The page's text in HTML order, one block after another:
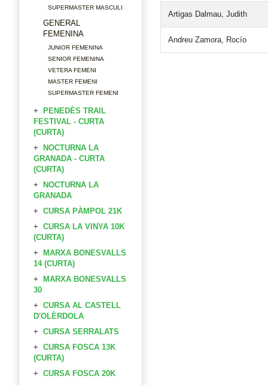
SUPERMASTER MASCULI
GENERAL
FEMENINA
JUNIOR FEMENINA
SENIOR FEMENINA
VETERA FEMENI
MASTER FEMENI
SUPERMASTER FEMENI
PENEDÈS TRAIL
FESTIVAL - CURTA
(CURTA)
NOCTURNA LA
GRANADA - CURTA
(CURTA)
NOCTURNA LA
GRANADA
CURSA PÀMPOL 21K
CURSA LA VINYA 10K
(CURTA)
MARXA BONESVALLS
14 (CURTA)
MARXA BONESVALLS
30
CURSA AL CASTELL
D'OLÈRDOLA
CURSA SERRALATS
CURSA FOSCA 13K
(CURTA)
CURSA FOSCA 20K
Artigas Dalmau, Judith
Andreu Zamora, Rocío